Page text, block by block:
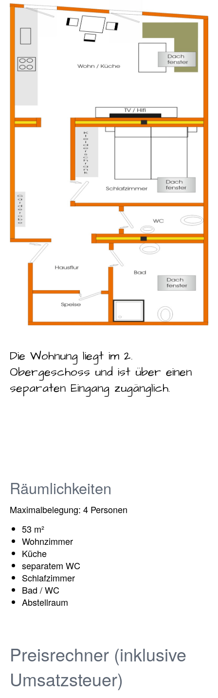
Die Wohnung liegt im 2.
Obergeschoss und ist über einen
separaten Eingang zugänglich.
Räumlichkeiten
Maximalbelegung: 4 Personen
53 m²
Wohnzimmer
Küche
separatem WC
Schlafzimmer
Bad / WC
Abstellraum
Preisrechner (inklusive
Umsatzsteuer)